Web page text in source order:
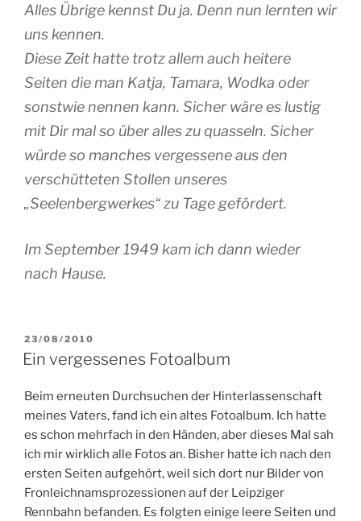
Alles Übrige kennst Du ja. Denn nun lernten wir
uns kennen.
Diese Zeit hatte trotz allem auch heitere
Seiten die man Katja, Tamara, Wodka oder
sonstwie nennen kann. Sicher wäre es lustig
mit Dir mal so über alles zu quasseln. Sicher
würde so manches vergessene aus den
verschütteten Stollen unseres
„Seelenbergwerkes“ zu Tage gefördert.
Im September 1949 kam ich dann wieder
nach Hause.
VERÖFFENTLICHT
AM
23/08/2010
Ein vergessenes Fotoalbum
Beim erneuten Durchsuchen der Hinterlassenschaft
meines Vaters, fand ich ein altes Fotoalbum. Ich hatte
es schon mehrfach in den Händen, aber dieses Mal sah
ich mir wirklich alle Fotos an. Bisher hatte ich nach den
ersten Seiten aufgehört, weil sich dort nur Bilder von
Fronleichnamsprozessionen auf der Leipziger
Rennbahn befanden. Es folgten einige leere Seiten und